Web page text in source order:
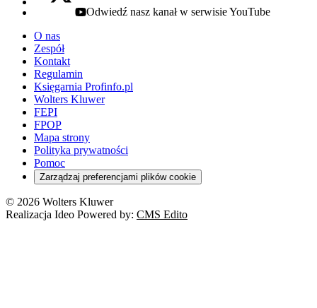
youtube - otwiera się w nowej karcie
Odwiedź nasz kanał w serwisie YouTube
O nas
Zespół
Kontakt
Regulamin
Księgarnia Profinfo.pl
Wolters Kluwer
FEPI
FPOP
Mapa strony
Polityka prywatności
Pomoc
Zarządzaj preferencjami plików cookie
© 2026 Wolters Kluwer
Realizacja Ideo Powered by: CMS Edito